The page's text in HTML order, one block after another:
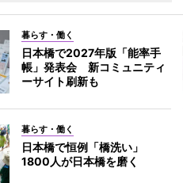
暮らす・働く
日本橋で2027年版「能率手
帳」発表会 新コミュニティ
ーサイト刷新も
暮らす・働く
日本橋で恒例「橋洗い」
1800人が日本橋を磨く